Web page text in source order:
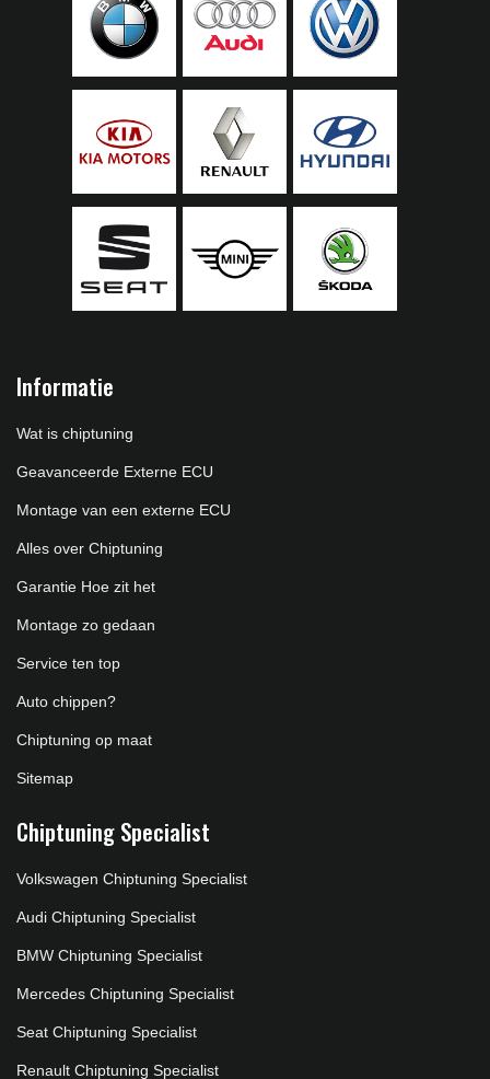
Informatie
Wat is chiptuning
Geavanceerde Externe ECU
Montage van een externe ECU
Alles over Chiptuning
Garantie Hoe zit het
Montage zo gedaan
Service ten top
Auto chippen?
Chiptuning op maat
Sitemap
Chiptuning Specialist
Volkswagen Chiptuning Specialist
Audi Chiptuning Specialist
BMW Chiptuning Specialist
Mercedes Chiptuning Specialist
Seat Chiptuning Specialist
Renault Chiptuning Specialist